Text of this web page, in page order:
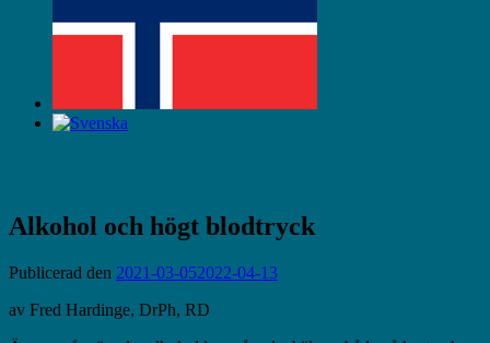
Alkohol och högt blodtryck
Publicerad den 2021-03-052022-04-13
av Fred Hardinge, DrPh, RD